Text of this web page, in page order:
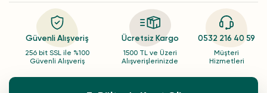
Güvenli Alışveriş
256 bit SSL ile %100
Güvenli Alışveriş
Ücretsiz Kargo
1500 TL ve Üzeri
Alışverişlerinizde
0532 216 40 59
Müşteri
Hizmetleri